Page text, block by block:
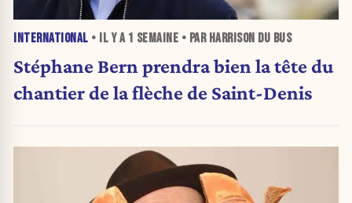
INTERNATIONAL • IL Y A 1 SEMAINE • PAR HARRISON DU BUS
Stéphane Bern prendra bien la tête du
chantier de la flèche de Saint-Denis